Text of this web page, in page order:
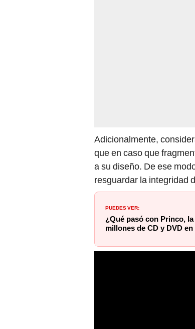
Adicionalmente,
que en caso que
a su diseño. De ese
resguardar la integridad
PUEDES VER:
¿Qué pasó con Princo,
millones de CD y DVD